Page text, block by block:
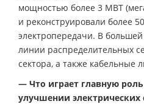
мощностью более 3 МВТ
и реконструировали более
электропередачи. В
линии распределительных
сектора, а также кабельные
— Что играет главную
улучшении электрических